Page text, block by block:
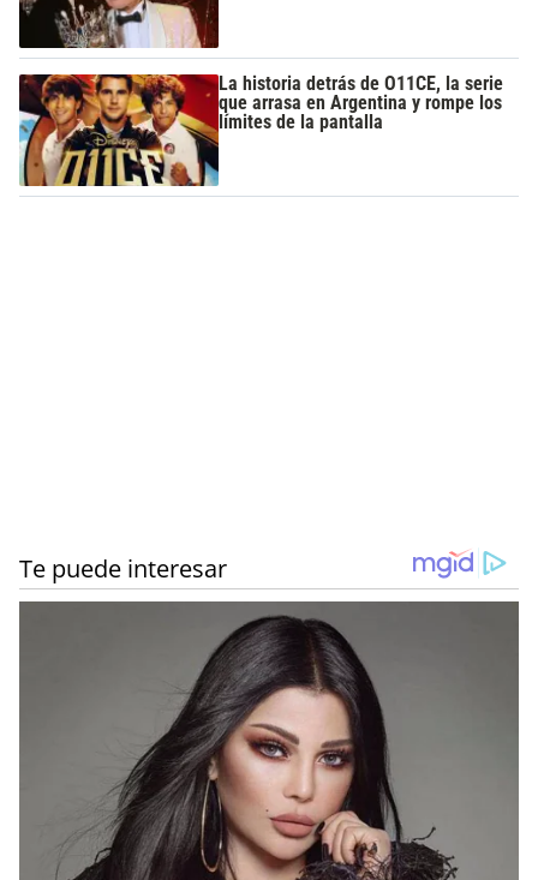
La historia detrás de O11CE, la serie
que arrasa en Argentina y rompe los
límites de la pantalla